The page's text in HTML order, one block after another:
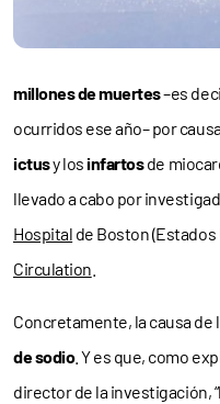
millones de muertes–es
ocurridos ese año– por
ictusy losinfartosde
llevado a cabo por
Hospital de Boston
Circulation
Concretamente, la causa de
de sodio. Y es que, como
director de la investigación,